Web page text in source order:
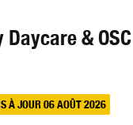
& OSC
À JOUR 06 AOÛT 2026